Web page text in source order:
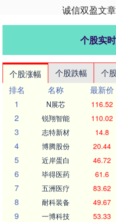
诚信双盈文
个股实
个股涨幅 个股跌幅 个
排名
名称 最新价
1
N展芯 116.52
2 锐翔智能 110.02
3 志特新材 14.8
4 博腾股份 20.44
5 近岸蛋白 46.72
6 毕得医药 61.6
7 五洲医疗 83.62
8 耐科装备 49.67
9 一博科技 53.33